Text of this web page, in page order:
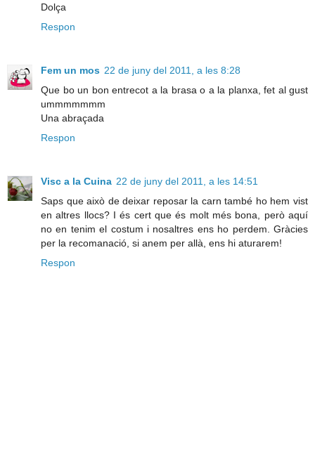
Dolça
Respon
Fem un mos 22 de juny del 2011, a les 8:28
Que bo un bon entrecot a la brasa o a la planxa, fet al gust
ummmmmmm
Una abraçada
Respon
Visc a la Cuina 22 de juny del 2011, a les 14:51
Saps que això de deixar reposar la carn també ho hem vist
en altres llocs? I és cert que és molt més bona, però aquí
no en tenim el costum i nosaltres ens ho perdem. Gràcies
per la recomanació, si anem per allà, ens hi aturarem!
Respon